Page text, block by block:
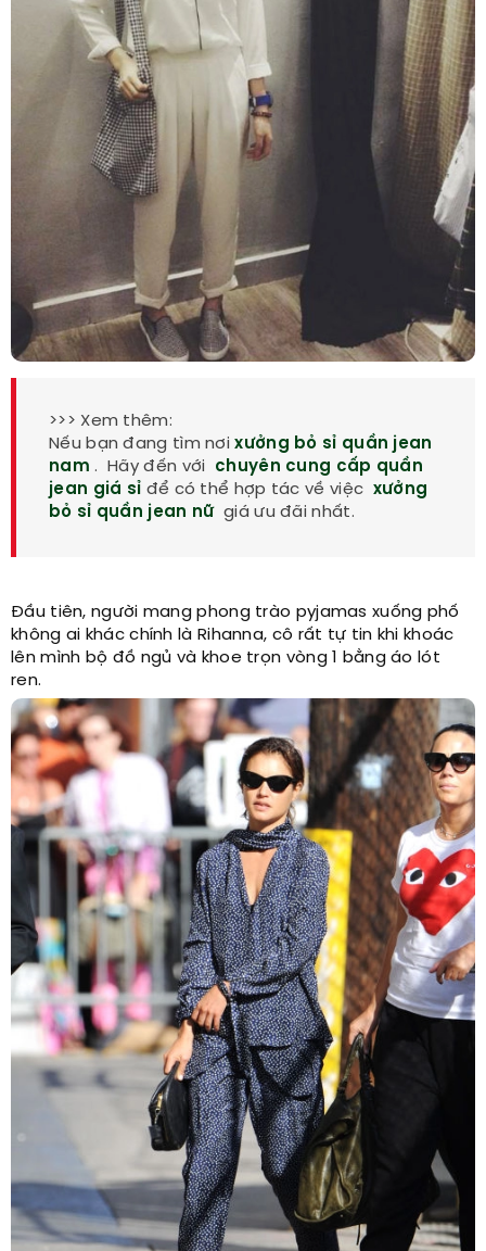
>>> Xem thêm:
Nếu bạn đang tìm nơixưởng bỏ sỉ quần jean
nam . Hãy đến với chuyên cung cấp quần
jean giá sỉ để có thể hợp tác về việc xưởng
bỏ sỉ quần jean nữgiá ưu đãi nhất.
Đầu tiên, người mang phong trào pyjamas xuống phố
không ai khác chính là Rihanna, cô rất tự tin khi khoác
lên mình bộ đồ ngủ và khoe trọn vòng 1 bằng áo lót
ren.